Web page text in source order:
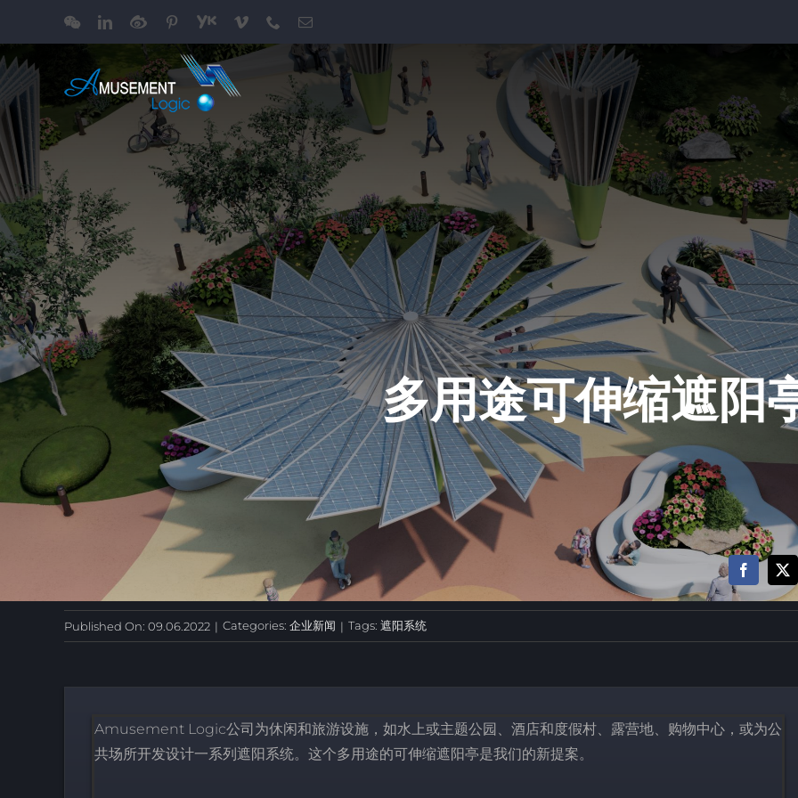
内
WeChatLinkedIn
Weibo Pinterest
Youku Vimeo Phone电
多用途可伸缩遮阳
Published On: 09.06.2022 | Categories: 企业新闻 | Tags: 遮阳系统
Amusement Logic公司为休闲和旅游设施，如水上或主题公园、酒店和度假村、露营地、购物中心，或为公
共场所开发设计一系列遮阳系统。这个多用途的可伸缩遮阳亭是我们的新提案。